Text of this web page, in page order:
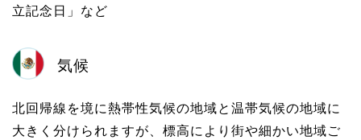
立記念日」など
気候
北回帰線を境に熱帯性気候の地域と温帯気候の地域に
大きく分けられますが、標高により街や細かい地域ご